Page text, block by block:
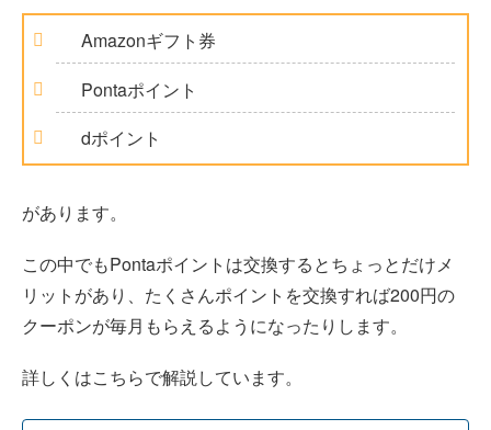
Amazonギフト券
Pontaポイント
dポイント
があります。
この中でもPontaポイントは交換するとちょっとだけメ
リットがあり、たくさんポイントを交換すれば200円の
クーポンが毎月もらえるようになったりします。
詳しくはこちらで解説しています。